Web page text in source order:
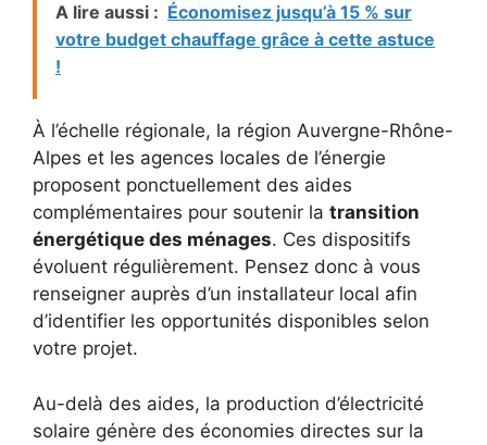
A lire aussi : Économisez jusqu’à 15 % sur
votre budget chauffage grâce à cette astuce
!
À l’échelle régionale, la région Auvergne-Rhône-
Alpes et les agences locales de l’énergie
proposent ponctuellement des aides
complémentaires pour soutenir la transition
énergétique des ménages. Ces dispositifs
évoluent régulièrement. Pensez donc à vous
renseigner auprès d’un installateur local afin
d’identifier les opportunités disponibles selon
votre projet.
Au-delà des aides, la production d’électricité
solaire génère des économies directes sur la